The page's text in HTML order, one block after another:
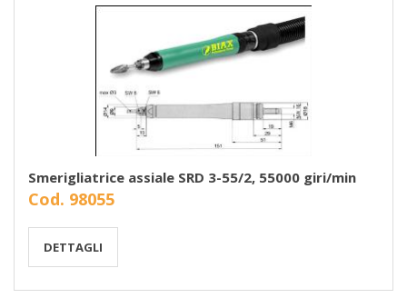
Smerigliatrice assiale SRD 3-55/2, 55000 giri/min
Cod. 98055
DETTAGLI